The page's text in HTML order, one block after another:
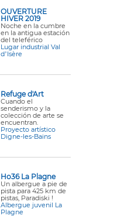
OUVERTURE
HIVER 2019
Noche en la cumbre
en la antigua estación
del teleférico
Lugar industrial Val
dʼIsère
Refuge d'Art
Cuando el
senderismo y la
colección de arte se
encuentran.
Proyecto artístico
Digne-les-Bains
Ho36 La Plagne
Un albergue a pie de
pista para 425 km de
pistas, Paradiski !
Albergue juvenil La
Plagne